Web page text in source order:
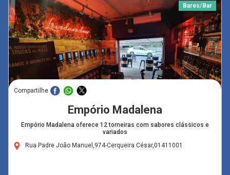
Bares/Bar
Compartilhe
Empório Madalena
Empório Madalena oferece 12 torneiras com sabores clássicos e
variados
Rua Padre João Manuel,974-Cerqueira César,01411001